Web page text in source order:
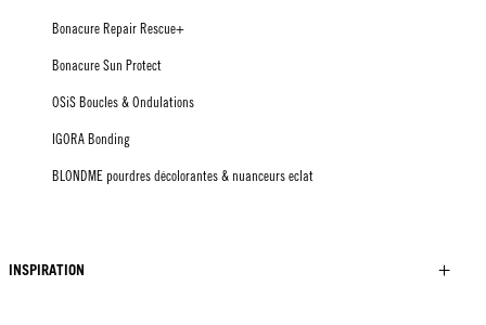
Bonacure Repair Rescue+
Bonacure Sun Protect
OSiS Boucles & Ondulations
IGORA Bonding
BLONDME pourdres décolorantes & nuanceurs eclat
INSPIRATION